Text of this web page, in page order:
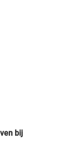
bij